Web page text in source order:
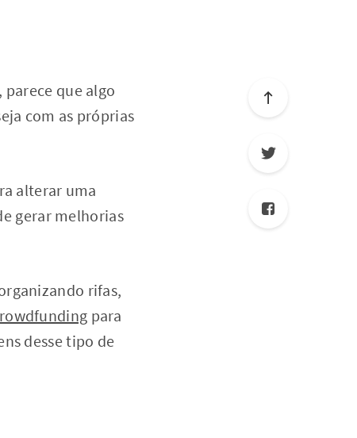
parece que algo
com as próprias
alterar uma
gerar melhorias
rifas,
para
desse tipo de